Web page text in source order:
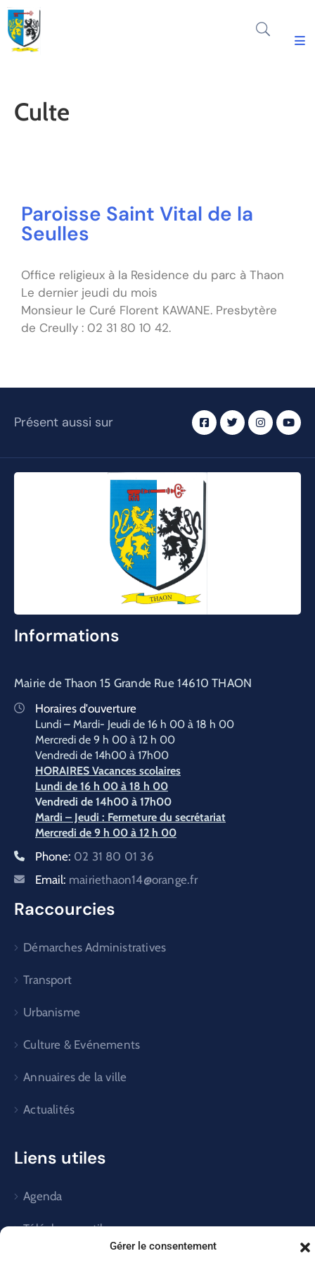
Gérer le consentement
Vie
Pratique
Actualité
Agenda
Espace
D’administrés
Culte
Paroisse Saint Vital de la
Seulles
Office religieux à la Residence du parc à Thaon
Le dernier jeudi du mois
Monsieur le Curé Florent KAWANE. Presbytère
de Creully : 02 31 80 10 42.
Présent aussi sur
Informations
Mairie de Thaon 15 Grande Rue 14610 THAON
Horaires d'ouverture
Lundi – Mardi- Jeudi de 16 h 00 à 18 h 00
Mercredi de 9 h 00 à 12 h 00
Vendredi de 14h00 à 17h00
HORAIRES Vacances scolaires
Lundi de 16 h 00 à 18 h 00
Vendredi de 14h00 à 17h00
Mardi – Jeudi : Fermeture du secrétariat
Mercredi de 9 h 00 à 12 h 00
Phone: 02 31 80 01 36
Email: mairiethaon14@orange.fr
Raccourcies
Démarches Administratives
Transport
Urbanisme
Culture & Evénements
Annuaires de la ville
Actualités
Liens utiles
Agenda
Téléphones utiles